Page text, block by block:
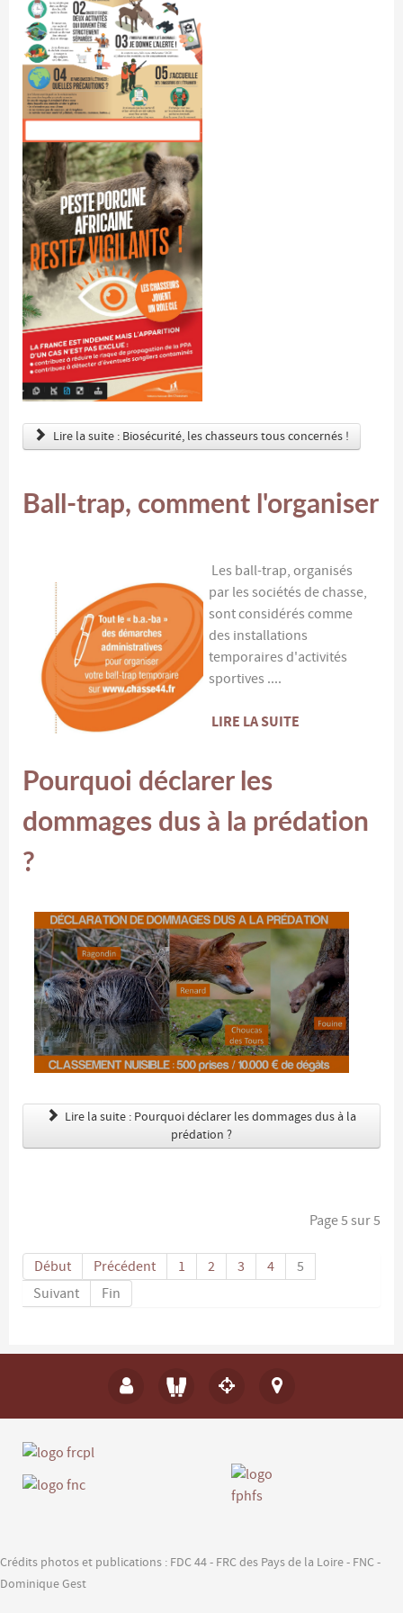
Lire la suite : Biosécurité, les chasseurs tous concernés !
Ball-trap, comment l'organiser
Les ball-trap, organisés
par les sociétés de chasse,
sont considérés comme
des installations
temporaires d'activités
sportives ....
LIRE LA SUITE
Pourquoi déclarer les
dommages dus à la prédation
?
Lire la suite : Pourquoi déclarer les dommages dus à la
prédation ?
Page 5 sur 5
Début Précédent 1 2 3 4
5
Suivant
Fin
Crédits photos et publications : FDC 44 - FRC des Pays de la Loire - FNC -
Dominique Gest